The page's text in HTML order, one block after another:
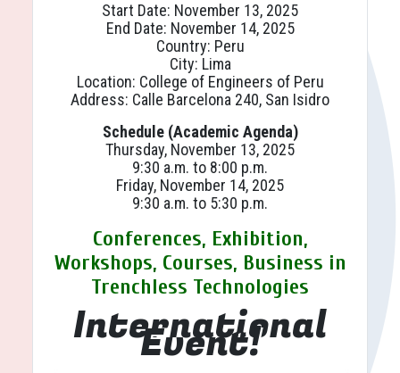
Start Date: November 13, 2025
End Date: November 14, 2025
Country: Peru
City: Lima
Location: College of Engineers of Peru
Address: Calle Barcelona 240, San Isidro
Schedule (Academic Agenda)
Thursday, November 13, 2025
9:30 a.m. to 8:00 p.m.
Friday, November 14, 2025
9:30 a.m. to 5:30 p.m.
Conferences, Exhibition,
Workshops, Courses, Business in
Trenchless Technologies
International
Event!